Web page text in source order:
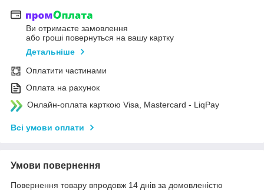
Ви отримаєте замовлення
або гроші повернуться на вашу картку
Детальніше
Оплатити частинами
Оплата на рахунок
Онлайн-оплата карткою Visa, Mastercard - LiqPay
Всі умови оплати
Умови повернення
Повернення товару впродовж 14 днів за домовленістю